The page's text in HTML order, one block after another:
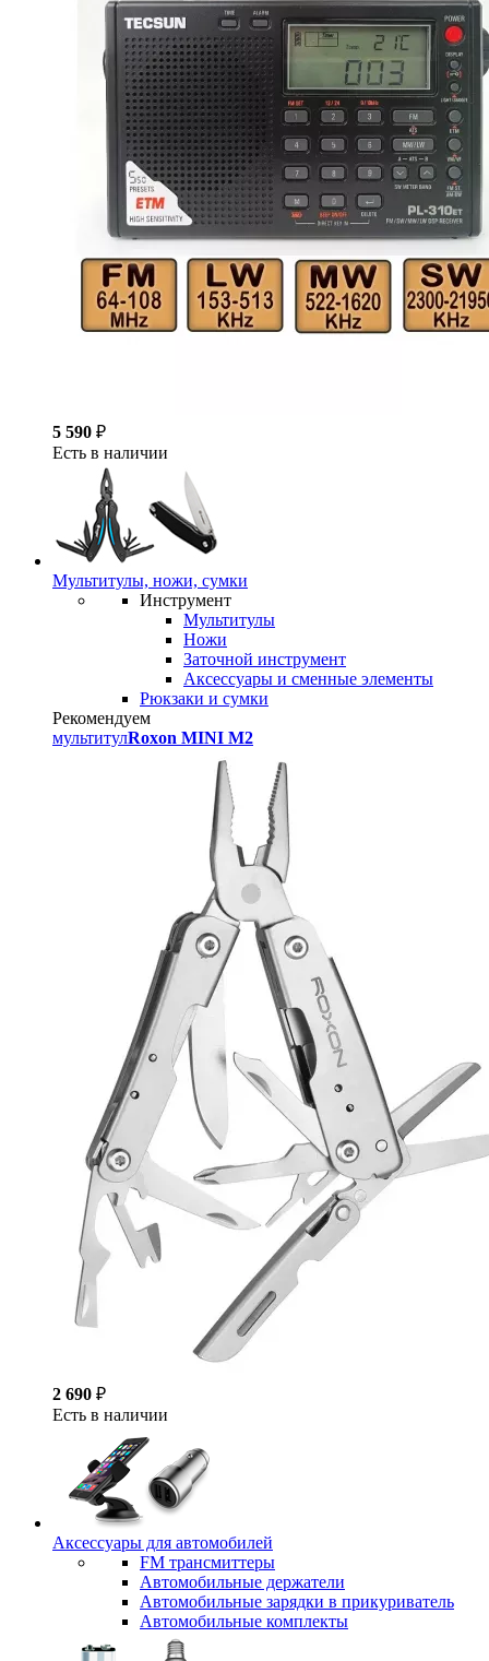
5 590 ₽
Есть в наличии
Мультитулы, ножи, сумки
Инструмент
Мультитулы
Ножи
Заточной инструмент
Аксессуары и сменные элементы
Рюкзаки и сумки
Рекомендуем
мультитулRoxon MINI M2
2 690 ₽
Есть в наличии
Аксессуары для автомобилей
FM трансмиттеры
Автомобильные держатели
Автомобильные зарядки в прикуриватель
Автомобильные комплекты